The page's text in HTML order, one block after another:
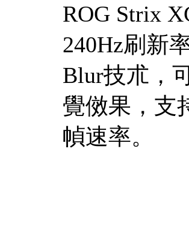
ROG Strix
240Hz刷新
Blur技朮，
覺傚果，支
幀速率。